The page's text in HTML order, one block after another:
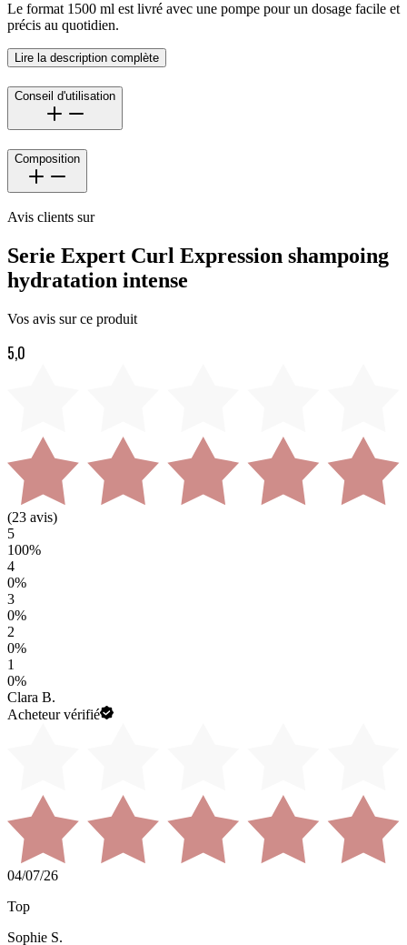
Le format 1500 ml est livré avec une pompe pour un dosage facile et
précis au quotidien.
Lire la description complète
Conseil d'utilisation
Composition
Avis clients sur
Serie Expert Curl Expression shampoing
hydratation intense
Vos avis sur ce produit
5,0
(23 avis)
5
100%
4
0%
3
0%
2
0%
1
0%
Clara B.
Acheteur vérifié
04/07/26
Top
Sophie S.